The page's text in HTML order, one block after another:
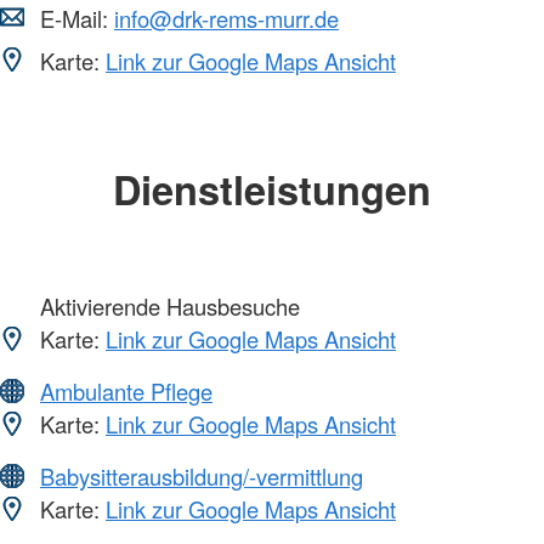
E-Mail: info@drk-rems-murr.de
Karte: Link zur Google Maps Ansicht
Dienstleistungen
Aktivierende Hausbesuche
Karte: Link zur Google Maps Ansicht
Ambulante Pflege
Karte: Link zur Google Maps Ansicht
Babysitterausbildung/-vermittlung
Karte: Link zur Google Maps Ansicht